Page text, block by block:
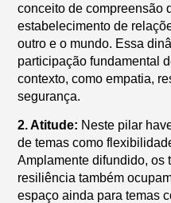
conceito de compreensão
estabelecimento de
outro e o mundo. Essa
participação fundamental
contexto, como empatia,
segurança.
2. Atitude: Neste pilar
de temas como
Amplamente difundido, os
resiliência também
espaço ainda para temas